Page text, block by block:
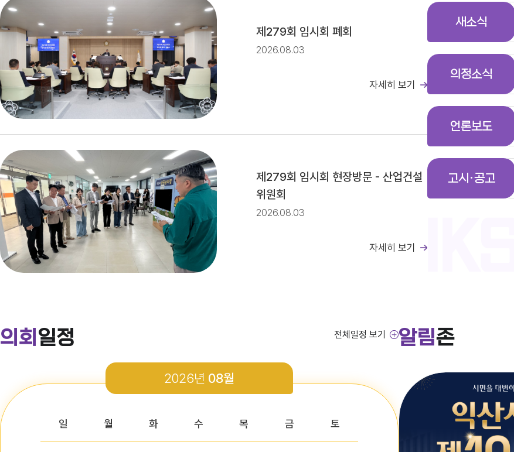
2026년 2분기 홍보예산 운용현황
제279회 익산시의회(임시회) 의사일정(안)
제279회 익산시의회 임시회 집회공고
제10대 익산시의회 개원
제278회 익산시의회 임시회 의사일정(안)
제279회 임시회 폐회
2026.08.03
자세히 보기
제279회 임시회 현장방문 - 산업건설
위원회
2026.08.03
자세히 보기
새소식
의정소식
언론보도
고시·공고
의회 일정
2026년 08월
일 월 화 수 목 금 토
전체일정 보기 알림존